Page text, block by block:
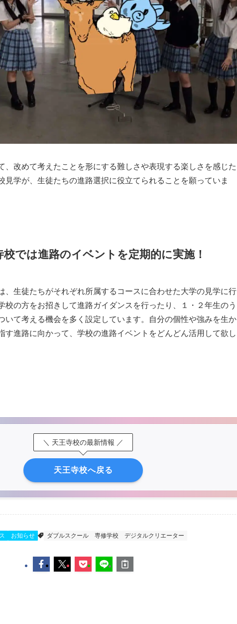
、改めて考えたことを形にする難しさや表現する楽しさを感じた
見学が、生徒たちの進路選択に役立てられることを願っていま
では進路のイベントを定期的に実施！
、生徒たちがそれぞれ所属するコースに合わせた大学の見学に行
校の方をお招きして進路ガイダンスを行ったり、１・２年生のう
いて考える機会を多く設定しています。自分の個性や強みを生か
す進路に向かって、学校の進路イベントをどんどん活用して欲し
＼ 天王寺校の最新情報 ／
天王寺校へ戻る
お知らせ ダブルスクール 専修学校 デジタルクリエーター